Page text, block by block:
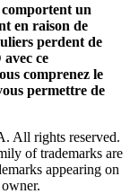
un
en raison de
perdent de
ce
comprenez le
permettre de
All rights reserved.
of trademarks are
appearing on